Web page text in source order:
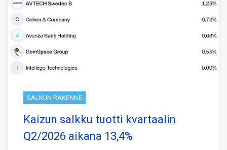
SALKUN RAKENNE
Kaizun salkku tuotti kvartaalin
Q2/2026 aikana 13,4%